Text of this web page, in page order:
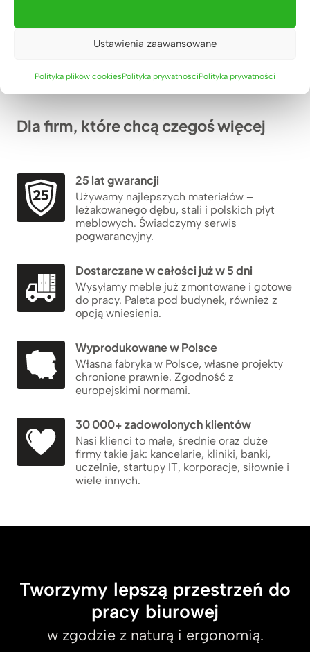
Ustawienia zaawansowane
Polityka plików cookiesPolityka prywatnościPolityka prywatności
Dla firm, które chcą czegoś więcej
25 lat gwarancji
Używamy najlepszych materiałów –
leżakowanego dębu, stali i polskich płyt
meblowych. Świadczymy serwis
pogwarancyjny.
Dostarczane w całości już w 5 dni
Wysyłamy meble już zmontowane i gotowe
do pracy. Paleta pod budynek, również z
opcją wniesienia.
Wyprodukowane w Polsce
Własna fabryka w Polsce, własne projekty
chronione prawnie. Zgodność z
europejskimi normami.
30 000+ zadowolonych klientów
Nasi klienci to małe, średnie oraz duże
firmy takie jak: kancelarie, kliniki, banki,
uczelnie, startupy IT, korporacje, siłownie i
wiele innych.
Tworzymy lepszą przestrzeń do
pracy biurowej
w zgodzie z naturą i ergonomią.